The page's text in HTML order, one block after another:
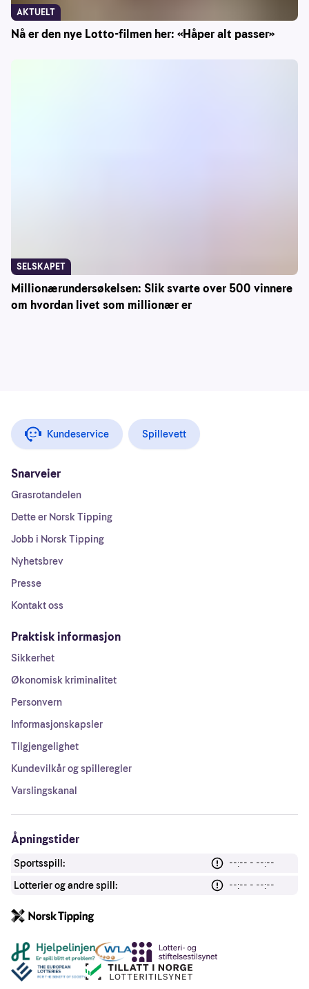
Nå er den nye Lotto-filmen her: «Håper alt passer»
AKTUELT
Millionærundersøkelsen: Slik svarte over 500 vinnere
om hvordan livet som millionær er
SELSKAPET
Kundeservice Spillevett
Snarveier
Grasrotandelen
Dette er Norsk Tipping
Jobb i Norsk Tipping
Nyhetsbrev
Presse
Kontakt oss
Praktisk informasjon
Sikkerhet
Økonomisk kriminalitet
Personvern
Informasjonskapsler
Tilgjengelighet
Kundevilkår og spilleregler
Varslingskanal
Åpningstider
Sportsspill:
--:-- - --:--
Lotterier og andre spill:
--:-- - --:--
Andre lenker